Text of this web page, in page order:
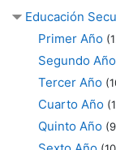
Educación
Primer Año
Segundo Año
Tercer Año
Cuarto Año
Quinto Año